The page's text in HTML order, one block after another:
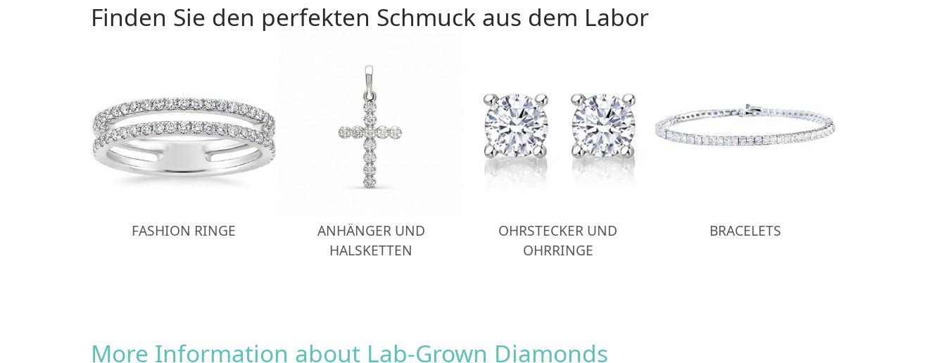
FASHION RINGE
ANHÄNGER UND
HALSKETTEN
OHRSTECKER UND
OHRRINGE
BRACELETS
Finden Sie den perfekten Schmuck aus dem Labor
More Information about Lab-Grown Diamonds